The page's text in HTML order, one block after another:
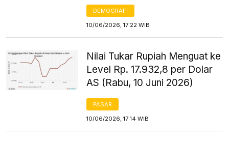
DEMOGRAFI
10/06/2026, 17:22 WIB
Nilai Tukar Rupiah Menguat ke
Level Rp. 17.932,8 per Dolar
AS (Rabu, 10 Juni 2026)
PASAR
10/06/2026, 17:14 WIB